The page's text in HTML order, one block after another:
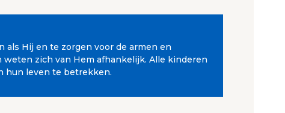
als Hij en te zorgen voor de armen en
zich van Hem afhankelijk. Alle kinderen
hun leven te betrekken.